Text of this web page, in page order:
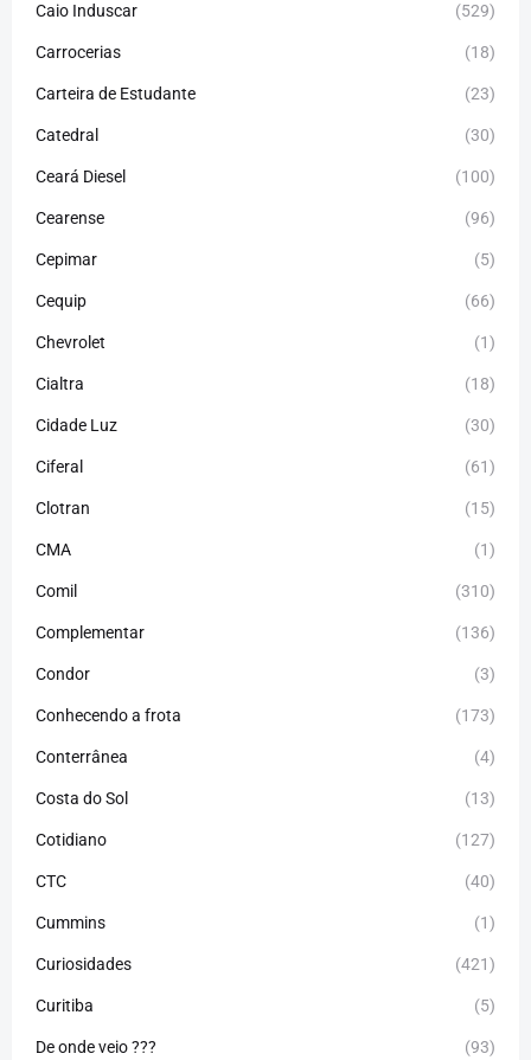
Caio Induscar (529)
Carrocerias (18)
Carteira de Estudante (23)
Catedral (30)
Ceará Diesel (100)
Cearense (96)
Cepimar (5)
Cequip (66)
Chevrolet (1)
Cialtra (18)
Cidade Luz (30)
Ciferal (61)
Clotran (15)
CMA (1)
Comil (310)
Complementar (136)
Condor (3)
Conhecendo a frota (173)
Conterrânea (4)
Costa do Sol (13)
Cotidiano (127)
CTC (40)
Cummins (1)
Curiosidades (421)
Curitiba (5)
De onde veio ??? (93)